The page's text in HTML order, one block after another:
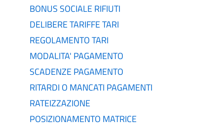
BONUS SOCIALE RIFIUTI
DELIBERE TARIFFE TARI
REGOLAMENTO TARI
MODALITA' PAGAMENTO
SCADENZE PAGAMENTO
RITARDI O MANCATI PAGAMENTI
RATEIZZAZIONE
POSIZIONAMENTO MATRICE